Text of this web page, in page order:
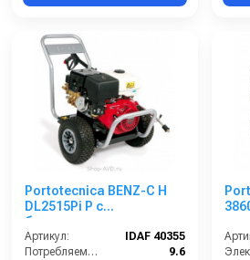
Portotecnica BENZ-C H
DL2515Pi P с
бензиновым
двигателем
Артикул:
IDAF 40355
Потребляемая мощность (Вт):
9.6